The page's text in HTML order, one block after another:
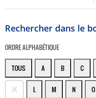
Rechercher dans le
ORDRE ALPHABÉTIQUE
TOUS A B C
JK L M N O